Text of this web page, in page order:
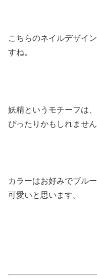
こちらのネイルデザイ
すね。
妖精というモチーフは
ぴったりかもしれません
カラーはお好みでブル
可愛いと思います。